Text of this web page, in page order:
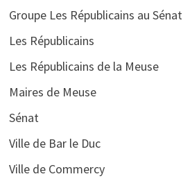
Groupe Les Républicains au Sénat
Les Républicains
Les Républicains de la Meuse
Maires de Meuse
Sénat
Ville de Bar le Duc
Ville de Commercy